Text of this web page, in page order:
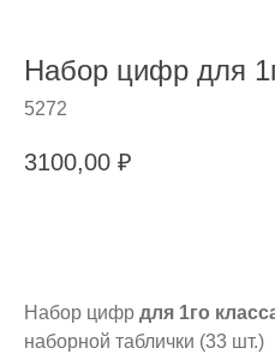
Набор цифр для
5272
3100,00 ₽
Набор цифр для 1го
наборной таблички (33 шт.)